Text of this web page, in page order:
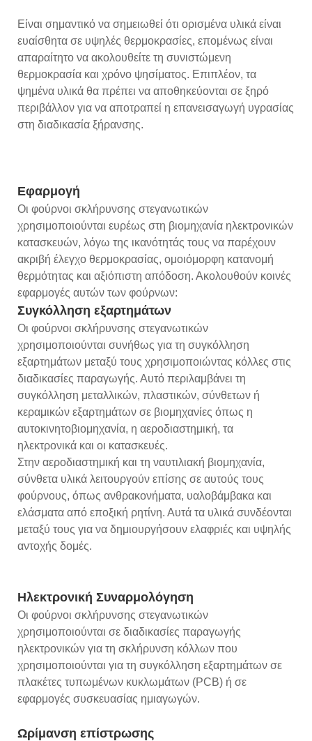
Είναι σημαντικό να σημειωθεί ότι ορισμένα υλικά είναι
ευαίσθητα σε υψηλές θερμοκρασίες, επομένως είναι
απαραίτητο να ακολουθείτε τη συνιστώμενη
θερμοκρασία και χρόνο ψησίματος. Επιπλέον, τα
ψημένα υλικά θα πρέπει να αποθηκεύονται σε ξηρό
περιβάλλον για να αποτραπεί η επανεισαγωγή υγρασίας
στη διαδικασία ξήρανσης.
Εφαρμογή
Οι φούρνοι σκλήρυνσης στεγανωτικών
χρησιμοποιούνται ευρέως στη βιομηχανία ηλεκτρονικών
κατασκευών, λόγω της ικανότητάς τους να παρέχουν
ακριβή έλεγχο θερμοκρασίας, ομοιόμορφη κατανομή
θερμότητας και αξιόπιστη απόδοση. Ακολουθούν κοινές
εφαρμογές αυτών των φούρνων:
Συγκόλληση εξαρτημάτων
Οι φούρνοι σκλήρυνσης στεγανωτικών
χρησιμοποιούνται συνήθως για τη συγκόλληση
εξαρτημάτων μεταξύ τους χρησιμοποιώντας κόλλες στις
διαδικασίες παραγωγής. Αυτό περιλαμβάνει τη
συγκόλληση μεταλλικών, πλαστικών, σύνθετων ή
κεραμικών εξαρτημάτων σε βιομηχανίες όπως η
αυτοκινητοβιομηχανία, η αεροδιαστημική, τα
ηλεκτρονικά και οι κατασκευές.
Στην αεροδιαστημική και τη ναυτιλιακή βιομηχανία,
σύνθετα υλικά λειτουργούν επίσης σε αυτούς τους
φούρνους, όπως ανθρακονήματα, υαλοβάμβακα και
ελάσματα από εποξική ρητίνη. Αυτά τα υλικά συνδέονται
μεταξύ τους για να δημιουργήσουν ελαφριές και υψηλής
αντοχής δομές.
Ηλεκτρονική Συναρμολόγηση
Οι φούρνοι σκλήρυνσης στεγανωτικών
χρησιμοποιούνται σε διαδικασίες παραγωγής
ηλεκτρονικών για τη σκλήρυνση κόλλων που
χρησιμοποιούνται για τη συγκόλληση εξαρτημάτων σε
πλακέτες τυπωμένων κυκλωμάτων (PCB) ή σε
εφαρμογές συσκευασίας ημιαγωγών.
Ωρίμανση επίστρωσης